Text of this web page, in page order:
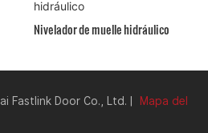
Nivelador de muelle telescópico
Door Co., Ltd. |
Mapa del